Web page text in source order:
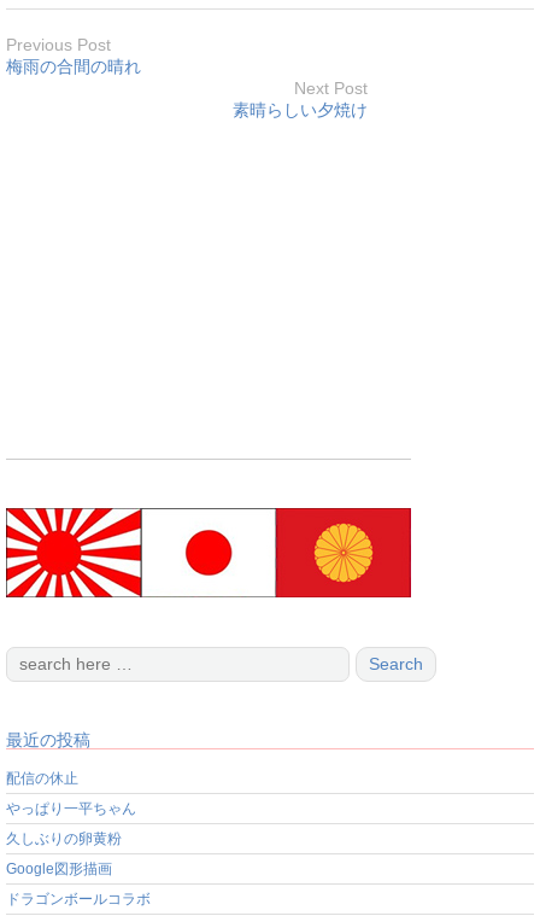
Previous Post
梅雨の合間の晴れ
Next Post
素晴らしい夕焼け
最近の投稿
配信の休止
やっぱり一平ちゃん
久しぶりの卵黄粉
Google図形描画
ドラゴンボールコラボ